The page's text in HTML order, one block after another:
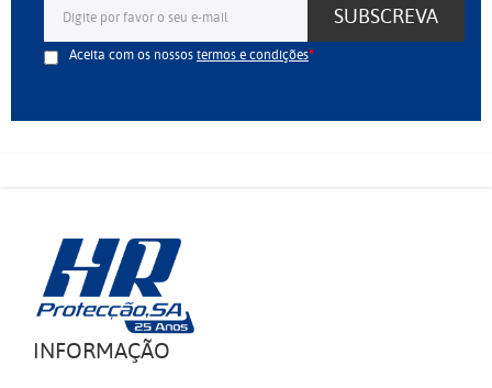
SUBSCREVA
Aceita com os nossostermos e condições
INFORMAÇÃO